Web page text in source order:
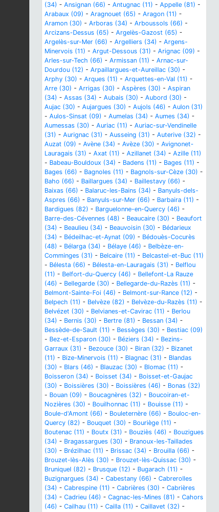
(34) - Ansignan (66) - Antugnac (11) - Appelle (81) -
Arabaux (09) - Aragnouet (65) - Aragon (11) -
Aramon (30) - Arboras (34) - Arboussols (66) -
Arcizans-Dessus (65) - Argelès-Gazost (65) -
Argelès-sur-Mer (66) - Argelliers (34) - Argens-
Minervois (11) - Argut-Dessous (31) - Arignac (09) -
Arles-sur-Tech (66) - Armissan (11) - Arnac-sur-
Dourdou (12) - Arpaillargues-et-Aureillac (30) -
Arphy (30) - Arques (11) - Arquettes-en-Val (11) -
Arre (30) - Arrigas (30) - Aspères (30) - Aspiran
(34) - Assas (34) - Aubais (30) - Aubord (30) -
Aujac (30) - Aujargues (30) - Aujols (46) - Aulon (31)
- Aulos-Sinsat (09) - Aumelas (34) - Aumes (34) -
Aumessas (30) - Auriac (11) - Auriac-sur-Vendinelle
(31) - Aurignac (31) - Ausseing (31) - Auterive (32) -
Auzat (09) - Avène (34) - Avèze (30) - Avignonet-
Lauragais (31) - Axat (11) - Azillanet (34) - Azille (11)
- Babeau-Bouldoux (34) - Badens (11) - Bages (11) -
Bages (66) - Bagnoles (11) - Bagnols-sur-Cèze (30) -
Baho (66) - Baillargues (34) - Baillestavy (66) -
Baixas (66) - Balaruc-les-Bains (34) - Banyuls-dels-
Aspres (66) - Banyuls-sur-Mer (66) - Barbaira (11) -
Bardigues (82) - Barguelonne-en-Quercy (46) -
Barre-des-Cévennes (48) - Beaucaire (30) - Beaufort
(34) - Beaulieu (34) - Beauvoisin (30) - Bédarieux
(34) - Bédeilhac-et-Aynat (09) - Bédouès-Cocurès
(48) - Bélarga (34) - Bélaye (46) - Belbèze-en-
Comminges (31) - Belcaire (11) - Belcastel-et-Buc (11)
- Bélesta (66) - Bélesta-en-Lauragais (31) - Belflou
(11) - Belfort-du-Quercy (46) - Bellefont-La Rauze
(46) - Bellegarde (30) - Bellegarde-du-Razès (11) -
Belmont-Sainte-Foi (46) - Belmont-sur-Rance (12) -
Belpech (11) - Belvèze (82) - Belvèze-du-Razès (11) -
Belvézet (30) - Belvianes-et-Cavirac (11) - Berlou
(34) - Bernis (30) - Bertre (81) - Bessan (34) -
Bessède-de-Sault (11) - Bessèges (30) - Bestiac (09)
- Bez-et-Esparon (30) - Béziers (34) - Bezins-
Garraux (31) - Bezouce (30) - Biran (32) - Bizanet
(11) - Bize-Minervois (11) - Blagnac (31) - Blandas
(30) - Blars (46) - Blauzac (30) - Blomac (11) -
Boisseron (34) - Boisset (34) - Boisset-et-Gaujac
(30) - Boissières (30) - Boissières (46) - Bonas (32)
- Bouan (09) - Boucagnères (32) - Boucoiran-et-
Nozières (30) - Bouilhonnac (11) - Bouisse (11) -
Boule-d'Amont (66) - Bouleternère (66) - Bouloc-en-
Quercy (82) - Bouquet (30) - Bouriège (11) -
Boutenac (11) - Boutx (31) - Bouziès (46) - Bouzigues
(34) - Bragassargues (30) - Branoux-les-Taillades
(30) - Brézilhac (11) - Brissac (34) - Brouilla (66) -
Brouzet-lès-Alès (30) - Brouzet-lès-Quissac (30) -
Bruniquel (82) - Brusque (12) - Bugarach (11) -
Buzignargues (34) - Cabestany (66) - Cabrerolles
(34) - Cabrespine (11) - Cabrières (30) - Cabrières
(34) - Cadrieu (46) - Cagnac-les-Mines (81) - Cahors
(46) - Cailhau (11) - Cailla (11) - Caillavet (32) -